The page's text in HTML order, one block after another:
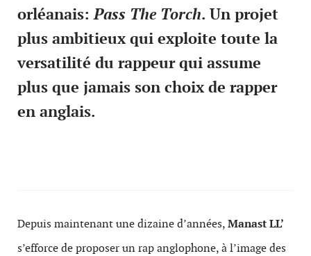
orléanais:Pass The Torch. Un projet
plus ambitieux qui exploite toute la
versatilité du rappeur qui assume
plus que jamais son choix de rapper
en anglais.
Depuis maintenant une dizaine d’années,Manast LL’
s’efforce de proposer un rap anglophone, à l’image des